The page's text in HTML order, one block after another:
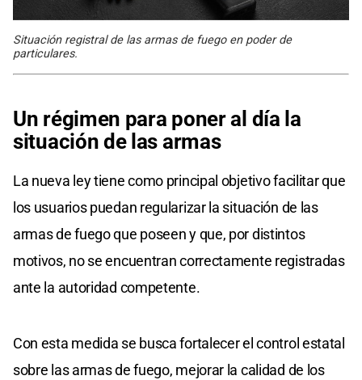
Situación registral de las armas de fuego en poder de
particulares.
Un régimen para poner al día la
situación de las armas
La nueva ley tiene como principal objetivo facilitar que
los usuarios puedan regularizar la situación de las
armas de fuego que poseen y que, por distintos
motivos, no se encuentran correctamente registradas
ante la autoridad competente.
Con esta medida se busca fortalecer el control estatal
sobre las armas de fuego, mejorar la calidad de los